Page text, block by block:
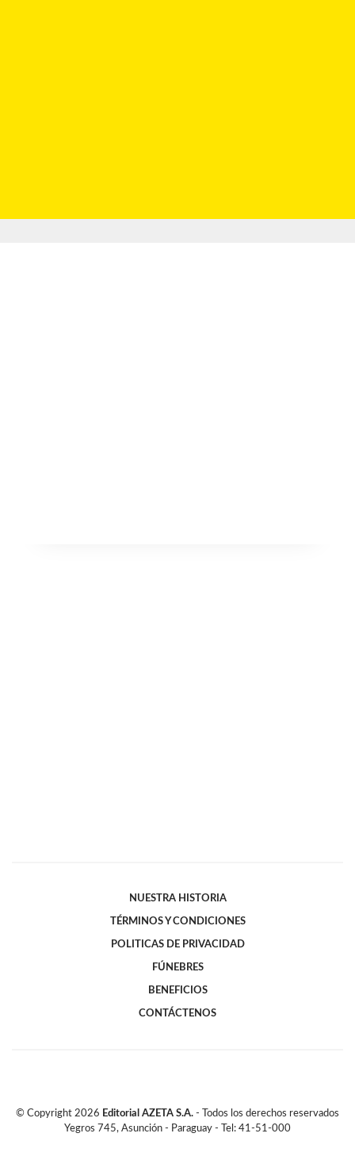
NUESTRA HISTORIA
TÉRMINOS Y CONDICIONES
POLITICAS DE PRIVACIDAD
FÚNEBRES
BENEFICIOS
CONTÁCTENOS
© Copyright 2026 Editorial AZETA S.A. - Todos los derechos reservados
Yegros 745, Asunción - Paraguay - Tel: 41-51-000